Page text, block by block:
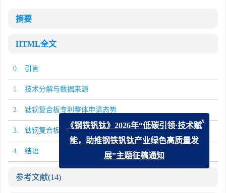
摘要
HTML全文
0. 引言
1. 技术分解与数据来源
2. 钛钢复合板专利整体申请态势
3. 钛钢复合板关键技术
4. 结语
参考文献(14)
《钢铁钒钛》2026年“低碳引领·技术赋
能，助推钢铁钒钛产业绿色高质量发
展”主题征稿通知